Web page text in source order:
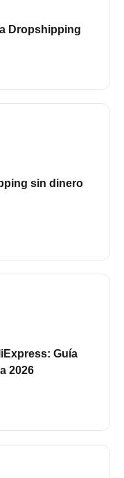
Dropshipping
sin dinero
Guía
2026